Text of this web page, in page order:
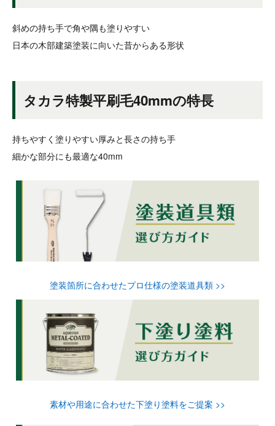
斜めの持ち手で角や隅も塗りやすい
日本の木部建築塗装に向いた昔からある形状
タカラ特製平刷毛40mmの特長
持ちやすく塗りやすい厚みと長さの持ち手
細かな部分にも最適な40mm
塗装箇所に合わせたプロ仕様の塗装道具類 >>
素材や用途に合わせた下塗り塗料をご提案 >>